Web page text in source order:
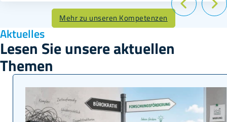
Mehr zu unseren Kompetenzen
Aktuelles
Lesen Sie unsere aktuellen
Themen